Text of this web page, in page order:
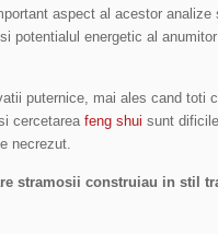
aspect al acestor analize
potentialul energetic al
puternice, mai ales cand toti
cercetareafeng shui sunt
necrezut.
stramosii construiau in stil